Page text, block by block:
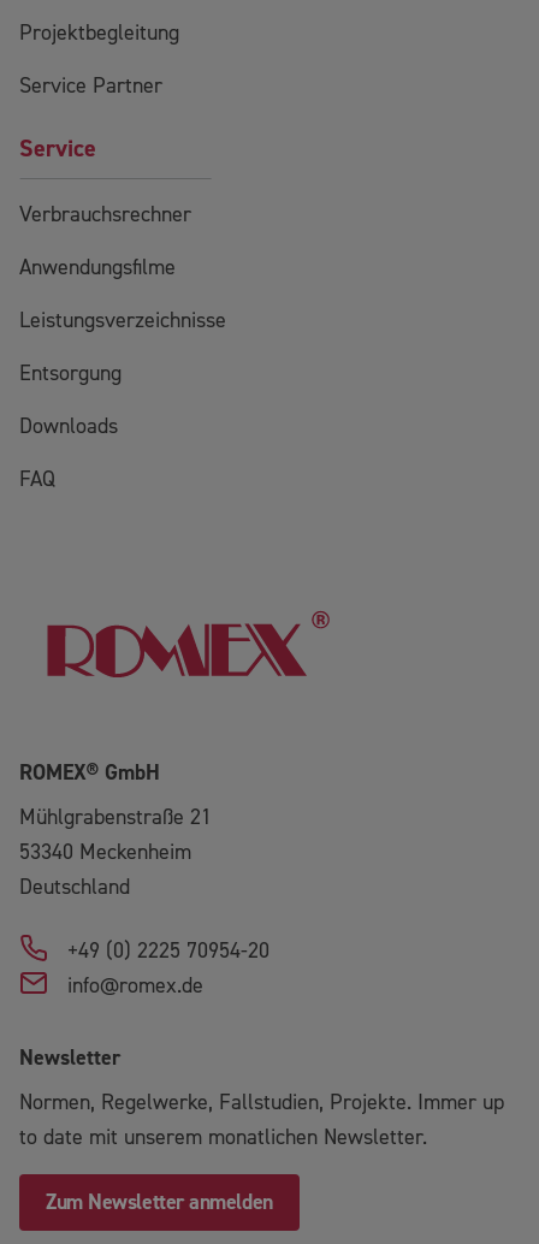
Projektbegleitung
Service Partner
Service
Verbrauchsrechner
Anwendungsfilme
Leistungsverzeichnisse
Entsorgung
Downloads
FAQ
ROMEX® GmbH
Mühlgrabenstraße 21
53340 Meckenheim
Deutschland
+49 (0) 2225 70954-20
info@romex.de
Newsletter
Normen, Regelwerke, Fallstudien, Projekte. Immer up
to date mit unserem monatlichen Newsletter.
Zum Newsletter anmelden